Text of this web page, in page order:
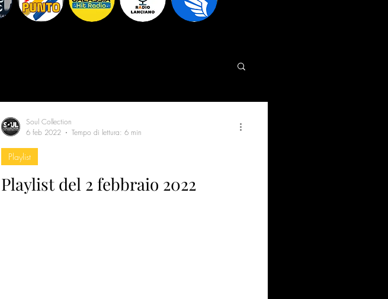
Playlist del 2 febbraio 2022
Playlist
Soul Collection
6 feb 2022
Tempo di lettura: 6 min